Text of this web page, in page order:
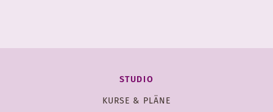
STUDIO
KURSE & PLÄNE